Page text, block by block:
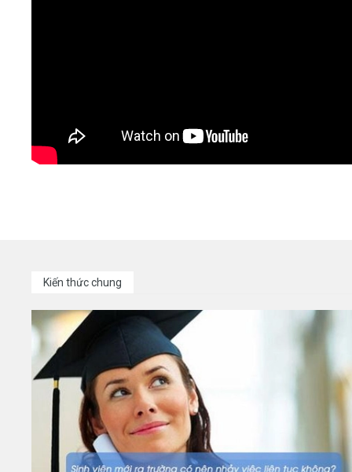
Kiến thức chung